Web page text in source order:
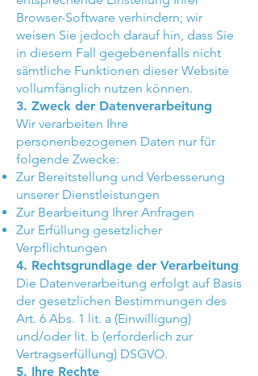
Browser-Software verhindern; wir
weisen Sie jedoch darauf hin, dass Sie
in diesem Fall gegebenenfalls nicht
sämtliche Funktionen dieser Website
vollumfänglich nutzen können.
3. Zweck der Datenverarbeitung
Wir verarbeiten Ihre
personenbezogenen Daten nur für
folgende Zwecke:
Zur Bereitstellung und Verbesserung
unserer Dienstleistungen
Zur Bearbeitung Ihrer Anfragen
Zur Erfüllung gesetzlicher
Verpflichtungen
4. Rechtsgrundlage der Verarbeitung
Die Datenverarbeitung erfolgt auf Basis
der gesetzlichen Bestimmungen des
Art. 6 Abs. 1 lit. a (Einwilligung)
und/oder lit. b (erforderlich zur
Vertragserfüllung) DSGVO.
5. Ihre Rechte